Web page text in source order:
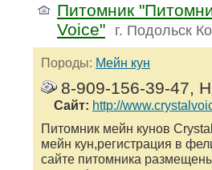
Питомник
Voice"
г. Подольск
Породы: Мейн кун
8-909-156-39-47,
Сайт: http://
Питомник мейн кунов
мейн кун,регистрация в
сайте питомника